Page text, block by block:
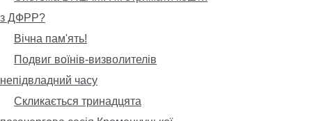
з ДФРР?
Вічна пам'ять!
Подвиг воїнів-визволителів
непідвладний часу
Скликається тринадцята